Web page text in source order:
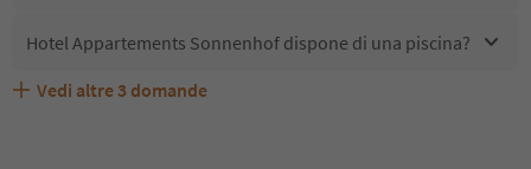
Hotel Appartements Sonnenhof dispone di una piscina?
Hotel Appartements Sonnenhof accetta animali
Quali servizi/attività sono disponibili presso Hotel
Gli ospiti di Hotel Appartements Sonnenhof ricevono
Vedi altre 3 domande